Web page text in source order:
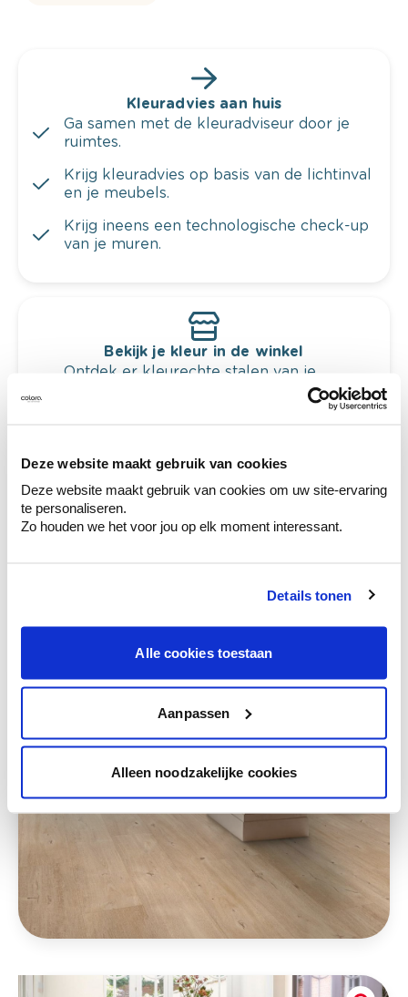
Deze website maakt gebruik van cookies
Deze website maakt gebruik van cookies om uw site-ervaring
te personaliseren.
Zo houden we het voor jou op elk moment interessant.
Details tonen
Alle cookies toestaan
Aanpassen
Alleen noodzakelijke cookies
Kleuradvies aan huis
Ga samen met de kleuradviseur door je
ruimtes.
Krijg kleuradvies op basis van de lichtinval
en je meubels.
Krijg ineens een technologische check-up
van je muren.
Bekijk je kleur in de winkel
Ontdek er kleurechte stalen van je
Krijg persoonlijk advies om kleuren te
combineren.